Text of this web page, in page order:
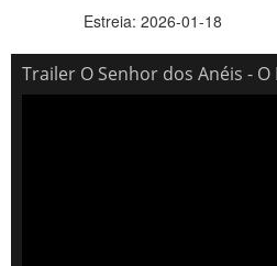
Estreia: 2026-01-18
Trailer O Senhor dos Anéis - O